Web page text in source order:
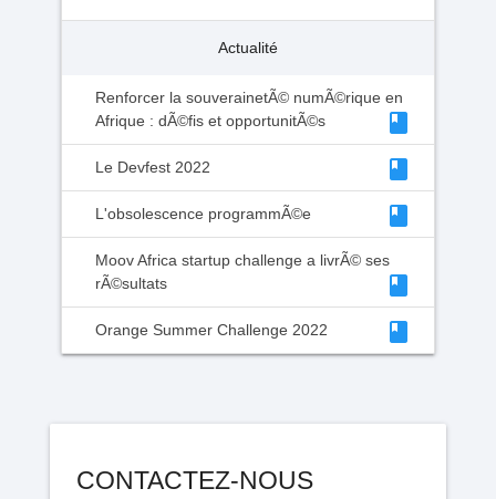
Actualité
Renforcer la souverainetÃ© numÃ©rique en
Afrique : dÃ©fis et opportunitÃ©s
class
Le Devfest 2022 class
L'obsolescence programmÃ©e class
Moov Africa startup challenge a livrÃ© ses
rÃ©sultats
class
Orange Summer Challenge 2022 class
CONTACTEZ-NOUS